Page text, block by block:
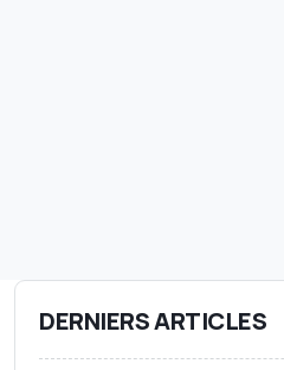
DERNIERS ARTICLES